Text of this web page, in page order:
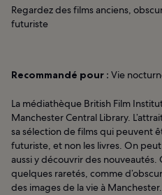
Regardez des films anciens,
futuriste
Recommandé pour : Vie
La médiathèque British Film
Manchester Central Library.
sa sélection de films qui peuvent
futuriste, et non les livres. On
aussi y découvrir des
quelques raretés, comme
des images de la vie à Manchester.